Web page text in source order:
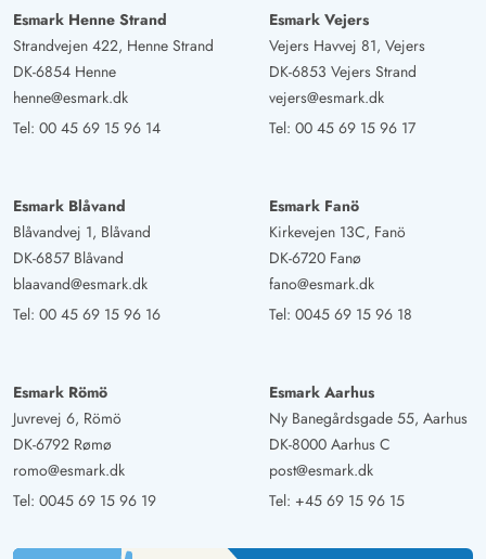
Esmark Henne Strand
Strandvejen 422, Henne Strand
DK-6854 Henne
henne@esmark.dk
Tel: 00 45 69 15 96 14
Esmark Vejers
Vejers Havvej 81, Vejers
DK-6853 Vejers Strand
vejers@esmark.dk
Tel: 00 45 69 15 96 17
Esmark Blåvand
Blåvandvej 1, Blåvand
DK-6857 Blåvand
blaavand@esmark.dk
Tel: 00 45 69 15 96 16
Esmark Fanö
Kirkevejen 13C, Fanö
DK-6720 Fanø
fano@esmark.dk
Tel: 0045 69 15 96 18
Esmark Römö
Juvrevej 6, Römö
DK-6792 Rømø
romo@esmark.dk
Tel: 0045 69 15 96 19
Esmark Aarhus
Ny Banegårdsgade 55, Aarhus
DK-8000 Aarhus C
post@esmark.dk
Tel: +45 69 15 96 15